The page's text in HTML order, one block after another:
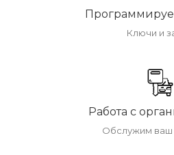
Ключи и
Работа с
Обслужим ваш